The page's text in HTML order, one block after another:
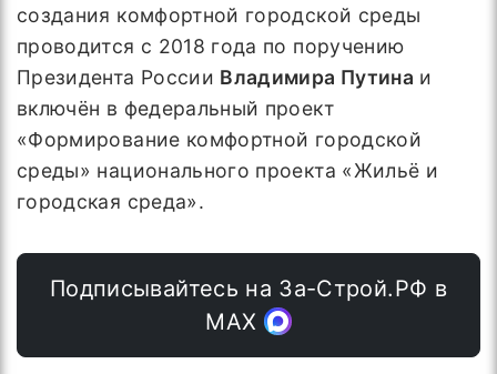
создания комфортной городской среды
проводится с 2018 года по поручению
Президента России Владимира Путина и
включён в федеральный проект
«Формирование комфортной городской
среды» национального проекта «Жильё и
городская среда».
Подписывайтесь на За-Строй.РФ в
МАХ